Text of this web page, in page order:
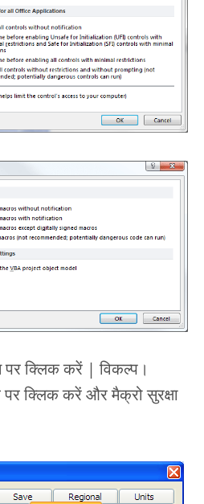
क्लिक करें | विकल्प।
पर क्लिक करें और मैक्रो सुरक्षा